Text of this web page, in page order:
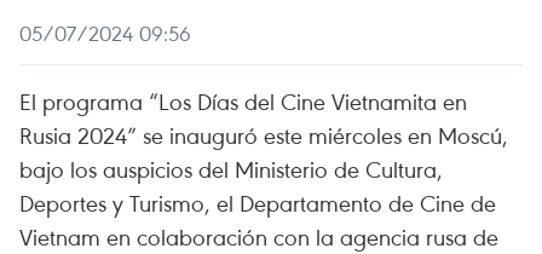
05/07/2024 09:56
El programa “Los Días del Cine Vietnamita en
Rusia 2024” se inauguró este miércoles en Moscú,
bajo los auspicios del Ministerio de Cultura,
Deportes y Turismo, el Departamento de Cine de
Vietnam en colaboración con la agencia rusa de